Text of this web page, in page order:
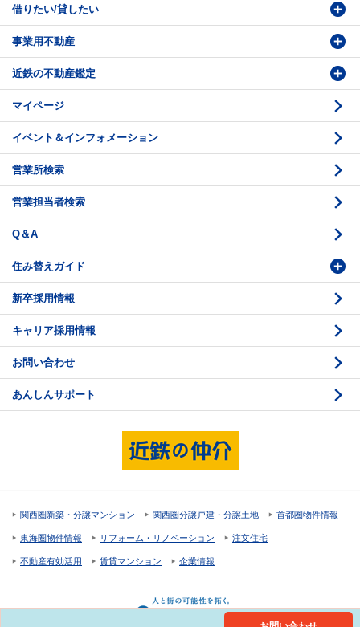
物件番号検索
投資・事業用検索
購入のお問い合わせ
価格査定依頼
売却相談
借りたい/貸したい
賃貸物件検索
学園前賃貸センター
賃貸借のお問い合わせ
事業用不動産
購入・売却の流れ
収益不動産の取扱
底地の資産性
相続と不動産
不動産投資のQ＆A
法人営業センター紹介
近鉄の不動産鑑定
時価評価支援
鑑定評価ご相談例
鑑定評価の流れ
お問い合わせ・ご相談
鑑定センター紹介
マイページ
イベント＆インフォメーション
営業所検索
営業担当者検索
Q＆A
住み替えガイド
価格査定
媒介契約
売却活動
売却諸費用
住宅ローンの種類
返済計画
購入のスケジュール
物件資料の読み方 1
物件資料の読み方 2
現地見学のポイント
決済と引渡し 2
新卒採用情報
キャリア採用情報
お問い合わせ
あんしんサポート
関西圏新築・分譲マンション 関西圏分譲戸建・分譲土地 首都圏物件情報
東海圏物件情報 リフォーム・リノベーション 注文住宅
不動産有効活用 賃貸マンション 企業情報